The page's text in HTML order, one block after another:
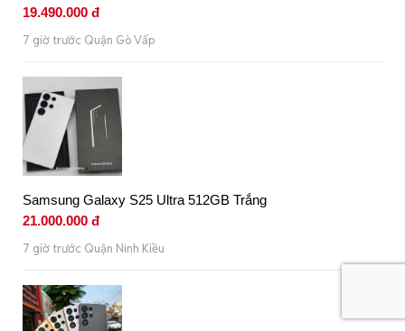
19.490.000 đ
7 giờ trước Quận Gò Vấp
Samsung Galaxy S25 Ultra 512GB Trắng
21.000.000 đ
7 giờ trước Quận Ninh Kiều